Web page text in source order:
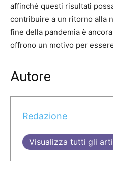
affinché questi risultati
contribuire a un ritorno alla
fine della pandemia è
offrono un motivo per
Autore
Redazione
Visualizza tutti gli